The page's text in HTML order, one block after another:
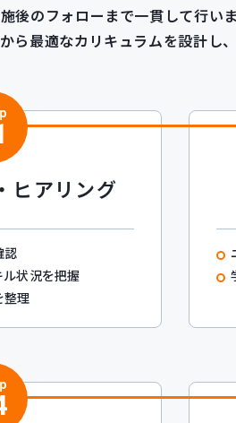
後のフォローまで一貫して行いま
ら最適なカリキュラムを設計し
ヒアリング
認
状況を把握
整理